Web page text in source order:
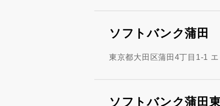
ソフトバンク蒲田
東京都大田区蒲田4丁目1-1
ソフトバンク蒲田